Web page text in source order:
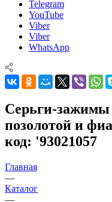
Telegram
YouTube
Viber
Viber
WhatsApp
Серьги-зажимы
позолотой и
код: '93021057
Главная
—
Каталог
—